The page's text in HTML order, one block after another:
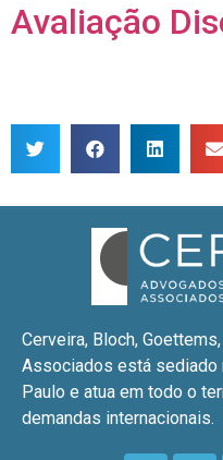
Avaliação
Cerveira, Bloch,
Associados está sediado
Paulo e atua em todo o
demandas internacionais.